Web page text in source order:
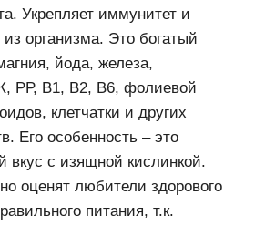
Укрепляет иммунитет и
организма. Это богатый
йода, железа,
РР, В1, В2, В6, фолиевой
клетчатки и других
Его особенность – это
вкус с изящной кислинкой.
оценят любители здорового
питания, т.к.